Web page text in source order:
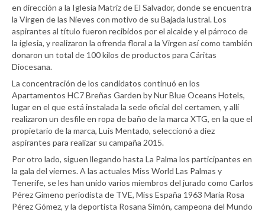
en dirección a la Iglesia Matriz de El Salvador, donde se encuentra
la Virgen de las Nieves con motivo de su Bajada lustral. Los
aspirantes al título fueron recibidos por el alcalde y el párroco de
la iglesia, y realizaron la ofrenda floral a la Virgen así como también
donaron un total de 100 kilos de productos para Cáritas
Diocesana.
La concentración de los candidatos continuó en los
Apartamentos HC7 Breñas Garden by Nur Blue Oceans Hotels,
lugar en el que está instalada la sede oficial del certamen, y allí
realizaron un desfile en ropa de baño de la marca XTG, en la que el
propietario de la marca, Luis Mentado, seleccionó a diez
aspirantes para realizar su campaña 2015.
Por otro lado, siguen llegando hasta La Palma los participantes en
la gala del viernes. A las actuales Miss World Las Palmas y
Tenerife, se les han unido varios miembros del jurado como Carlos
Pérez Gimeno periodista de TVE, Miss España 1963 María Rosa
Pérez Gómez, y la deportista Rosana Simón, campeona del Mundo